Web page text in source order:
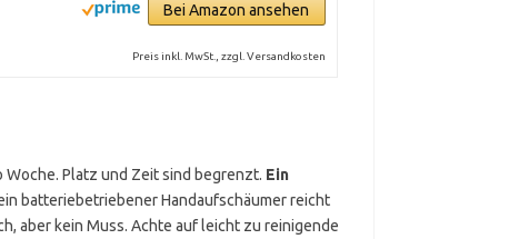
Bei Amazon ansehen
Preis inkl. MwSt., zzgl. Versandkosten
Platz und Zeit sind begrenzt. Ein
batteriebetriebener Handaufschäumer reicht
aber kein Muss. Achte auf leicht zu reinigende